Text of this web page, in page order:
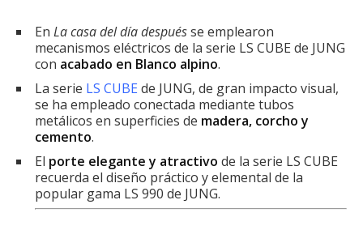
En La casa del día despuésse emplearon
mecanismos eléctricos de la serie LS CUBE de JUNG
con acabado en Blanco alpino.
La serie LS CUBE de JUNG, de gran impacto visual,
se ha empleado conectada mediante tubos
metálicos en superficies de madera, corcho y
cemento.
El porte elegante y atractivo de la serie LS CUBE
recuerda el diseño práctico y elemental de la
popular gama LS 990 de JUNG.